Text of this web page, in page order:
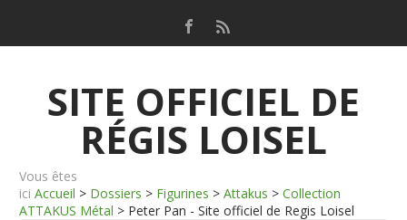
SITE OFFICIEL DE
RÉGIS LOISEL
Vous êtes
ici Accueil > Dossiers > Figurines > Attakus > Collection
ATTAKUS Métal > Peter Pan - Site officiel de Regis Loisel